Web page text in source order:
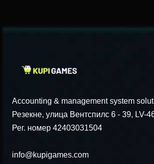
Accounting & management system
Резекне, улица Вентспилс 6 - 39, LV-
Рег. номер 42403031504
info@kupigames.com